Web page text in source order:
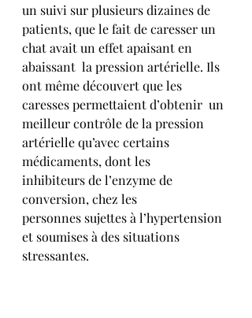
un suivi sur plusieurs dizaines de
patients, que le fait de caresser un
chat avait un effet apaisant en
abaissant  la pression artérielle. Ils
ont même découvert que les
caresses permettaient d’obtenir  un
meilleur contrôle de la pression
artérielle qu’avec certains
médicaments, dont les
inhibiteurs de l’enzyme de
conversion, chez les
personnes sujettes à l’hypertension
et soumises à des situations
stressantes.